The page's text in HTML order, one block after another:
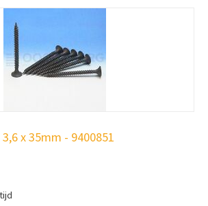
x 35mm - 9400851